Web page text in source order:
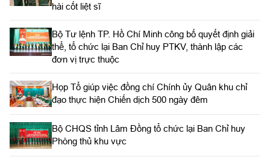
hài cốt liệt sĩ
Bộ Tư lệnh TP. Hồ Chí Minh công bố quyết định giải
thể, tổ chức lại Ban Chỉ huy PTKV, thành lập các
đơn vị trực thuộc
Họp Tổ giúp việc đồng chí Chính ủy Quân khu chỉ
đạo thực hiện Chiến dịch 500 ngày đêm
Bộ CHQS tỉnh Lâm Đồng tổ chức lại Ban Chỉ huy
Phòng thủ khu vực